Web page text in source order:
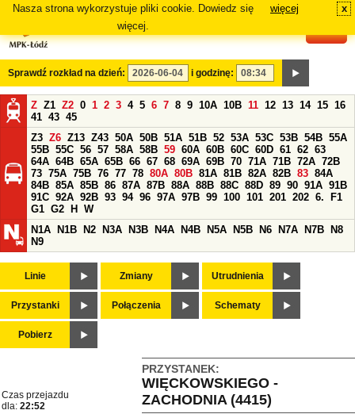
Nasza strona wykorzystuje pliki cookie. Dowiedz się
więcej.
więcej x
Sprawdź rozkład na dzień: i godzinę:
Z Z1 Z2 0 1 2 3 4 5 6 7 8 9 10A 10B 11 12 13 14 15 16
41 43 45
Z3 Z6 Z13 Z43 50A 50B 51A 51B 52 53A 53C 53B 54B 55A
55B 55C 56 57 58A 58B 59 60A 60B 60C 60D 61 62 63
64A 64B 65A 65B 66 67 68 69A 69B 70 71A 71B 72A 72B
73 75A 75B 76 77 78 80A 80B 81A 81B 82A 82B 83 84A
84B 85A 85B 86 87A 87B 88A 88B 88C 88D 89 90 91A 91B
91C 92A 92B 93 94 96 97A 97B 99 100 101 201 202 6.
F1
G1 G2 H
W
N1A
N1B N2 N3A N3B N4A N4B N5A N5B N6 N7A N7B
N8
N9
Linie Zmiany Utrudnienia
Przystanki Połączenia Schematy
Pobierz
PRZYSTANEK:
WIĘCKOWSKIEGO -
ZACHODNIA (4415)
Czas przejazdu
dla: 22:52